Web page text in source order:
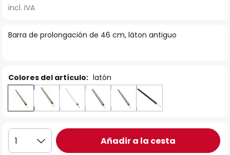
comienzo
laBarra de prolongación de 46 cm, láton antiguo
incl. IVA
Colores del artículo: latón
1 Añadir a la cesta